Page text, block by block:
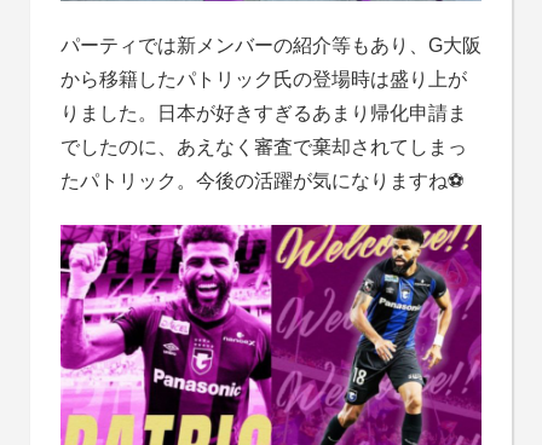
パーティでは新メンバーの紹介等もあり、G大阪
から移籍したパトリック氏の登場時は盛り上が
りました。日本が好きすぎるあまり帰化申請ま
でしたのに、あえなく審査で棄却されてしまっ
たパトリック。今後の活躍が気になりますね⚽